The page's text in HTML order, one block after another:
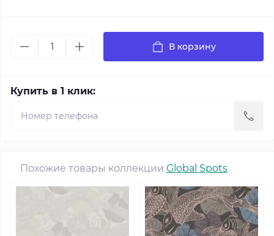
В корзину
Купить в 1 клик:
Похожие товары коллекции Global Spots